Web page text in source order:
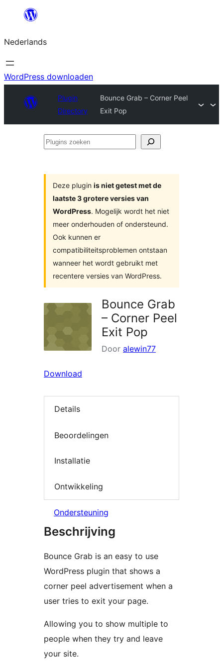
de
inhoud
Nederlands
WordPress downloaden
Plugin
Directory
Bounce Grab – Corner Peel
Exit Pop
Plugins
Deze plugin is niet getest met de
laatste 3 grotere versies van
WordPress. Mogelijk wordt het niet
meer onderhouden of ondersteund.
Ook kunnen er
compatibiliteitsproblemen ontstaan
wanneer het wordt gebruikt met
recentere versies van WordPress.
Bounce Grab
– Corner Peel
Exit Pop
Door alewin77
Download
Details
Beoordelingen
Installatie
Ontwikkeling
Ondersteuning
Beschrijving
Bounce Grab is an easy to use
WordPress plugin that shows a
corner peel advertisement when a
user tries to exit your page.
Allowing you to show multiple to
people when they try and leave
your site.